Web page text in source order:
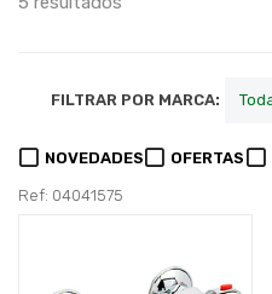
FILTRAR POR MARCA:
NOVEDADES OFERTAS
Ref: 04041575